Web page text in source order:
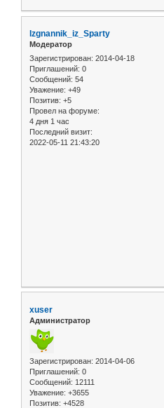
Izgnannik_iz_Sparty
Модератор
Зарегистрирован: 2014-04-18
Приглашений: 0
Сообщений: 54
Уважение: +49
Позитив: +5
Провел на форуме:
4 дня 1 час
Последний визит:
2022-05-11 21:43:20
xuser
Администратор
Зарегистрирован: 2014-04-06
Приглашений: 0
Сообщений: 12111
Уважение: +3655
Позитив: +4528